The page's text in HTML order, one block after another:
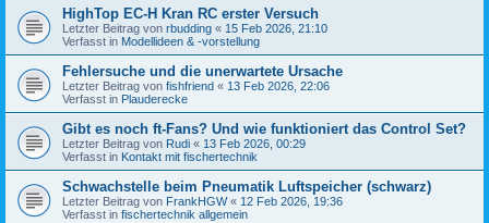
HighTop EC-H Kran RC erster Versuch
Letzter Beitrag von rbudding « 15 Feb 2026, 21:10
Verfasst in Modellideen & -vorstellung
Fehlersuche und die unerwartete Ursache
Letzter Beitrag von fishfriend « 13 Feb 2026, 22:06
Verfasst in Plauderecke
Gibt es noch ft-Fans? Und wie funktioniert das Control Set?
Letzter Beitrag von Rudi « 13 Feb 2026, 00:29
Verfasst in Kontakt mit fischertechnik
Schwachstelle beim Pneumatik Luftspeicher (schwarz)
Letzter Beitrag von FrankHGW« 12 Feb 2026, 19:36
Verfasst in fischertechnik allgemein